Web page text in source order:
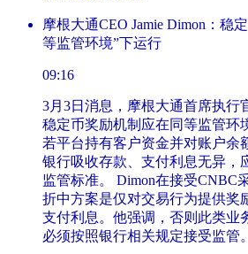
摩根大通CEO Jamie Dimon：稳
等监管环境”下运行
09:16
3月3日消息，摩根大通首席执行
稳定币奖励机制应在同等监管环
若平台持有客户资金并对账户余
银行吸收存款、支付利息无异，
监管标准。 Dimon在接受CNBC
折中方案是仅对交易行为提供奖
支付利息。他强调，否则此类业
必须按照银行相关规定接受监管。